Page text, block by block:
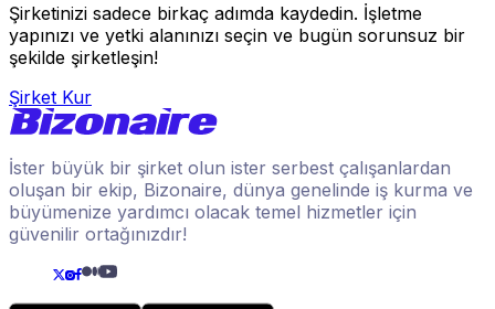
Şirketinizi sadece birkaç adımda kaydedin. İşletme
yapınızı ve yetki alanınızı seçin ve bugün sorunsuz bir
şekilde şirketleşin!
Şirket Kur
İster büyük bir şirket olun ister serbest çalışanlardan
oluşan bir ekip, Bizonaire, dünya genelinde iş kurma ve
büyümenize yardımcı olacak temel hizmetler için
güvenilir ortağınızdır!